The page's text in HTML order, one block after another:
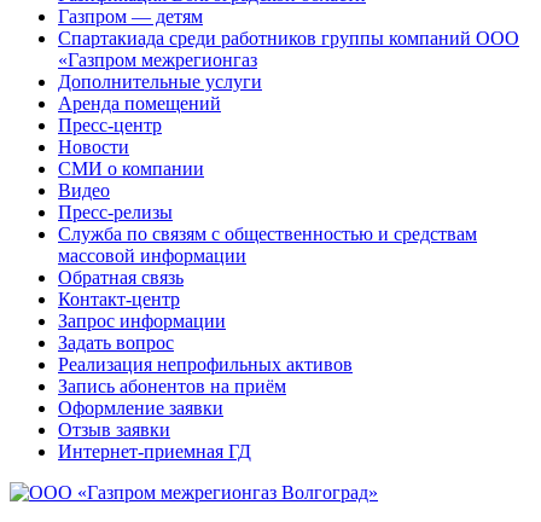
Газпром — детям
Спартакиада среди работников группы компаний ООО
«Газпром межрегионгаз
Дополнительные услуги
Аренда помещений
Пресс-центр
Новости
СМИ о компании
Видео
Пресс-релизы
Служба по связям с общественностью и средствам
массовой информации
Обратная связь
Контакт-центр
Запрос информации
Задать вопрос
Реализация непрофильных активов
Запись абонентов на приём
Оформление заявки
Отзыв заявки
Интернет-приемная ГД